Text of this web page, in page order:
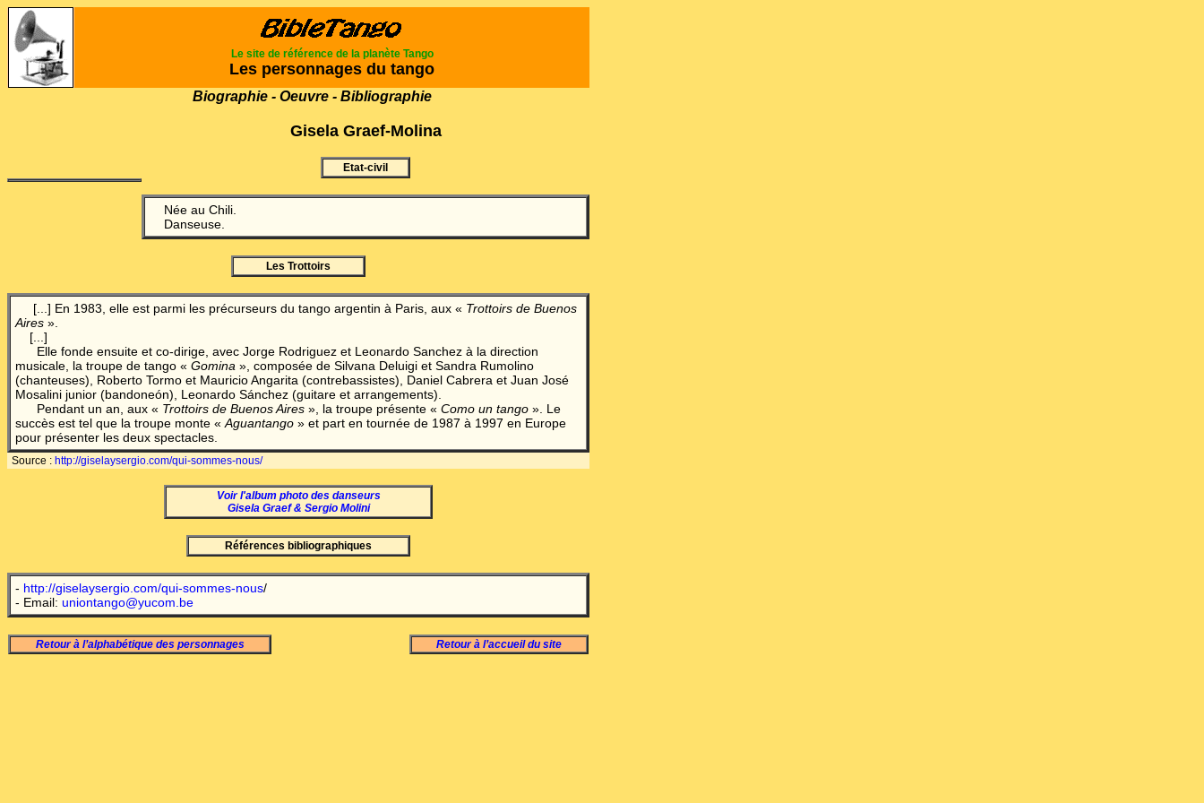
Le site de référence de la planète Tango
Les personnages du tango
Biographie - Oeuvre - Bibliographie
Gisela Graef-Molina
Etat-civil
Née au Chili.
Danseuse.
Les Trottoirs
[...] En 1983, elle est parmi les précurseurs du tango argentin à Paris, aux « Trottoirs de Buenos
Aires ».
[...]
Elle fonde ensuite et co-dirige, avec Jorge Rodriguez et Leonardo Sanchez à la direction
musicale, la troupe de tango « Gomina », composée de Silvana Deluigi et Sandra Rumolino
(chanteuses), Roberto Tormo et Mauricio Angarita (contrebassistes), Daniel Cabrera et Juan José
Mosalini junior (bandoneón), Leonardo Sánchez (guitare et arrangements).
Pendant un an, aux « Trottoirs de Buenos Aires », la troupe présente « Como un tango ». Le
succès est tel que la troupe monte « Aguantango » et part en tournée de 1987 à 1997 en Europe
pour présenter les deux spectacles.
Source : http://giselaysergio.com/qui-sommes-nous/
Voir l'album photo des danseurs
Gisela Graef & Sergio Molini
Références bibliographiques
- http://giselaysergio.com/qui-sommes-nous/
- Email: uniontango@yucom.be
Retour à l’alphabétique des personnages Retour à l’accueil du site